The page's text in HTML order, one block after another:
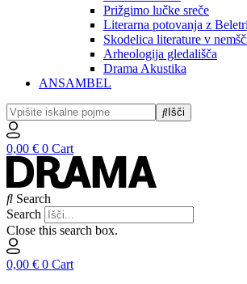
Prižgimo lučke sreče
Literarna potovanja z
Skodelica literature v
Arheologija gledališča
Drama Akustika
ANSAMBEL
Išči
0,00 € 0 Cart
Search
Search
Close this search box.
0,00 € 0 Cart